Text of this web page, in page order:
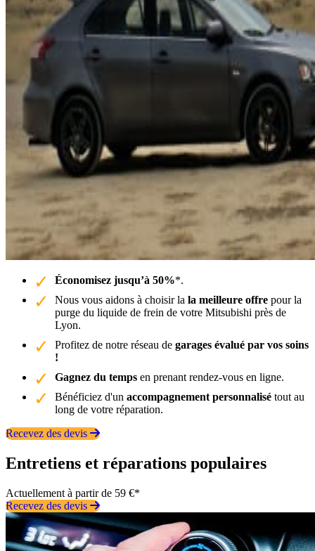
Économisez jusqu’à 50%*.
Nous vous aidons à choisir la la meilleure offre pour la
purge du liquide de frein de votre Mitsubishi près de
Lyon.
Profitez de notre réseau de garages évalué par vos soins
!
Gagnez du temps en prenant rendez-vous en ligne.
Bénéficiez d'un accompagnement personnalisé tout au
long de votre réparation.
Recevez des devis
Entretiens et réparations populaires
Actuellement à partir de 59 €*
Recevez des devis